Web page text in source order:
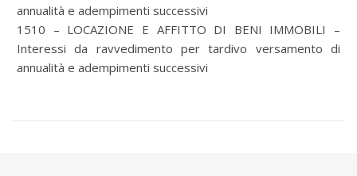
annualità e adempimenti successivi
1510 – LOCAZIONE E AFFITTO DI BENI IMMOBILI –
Interessi da ravvedimento per tardivo versamento di
annualità e adempimenti successivi